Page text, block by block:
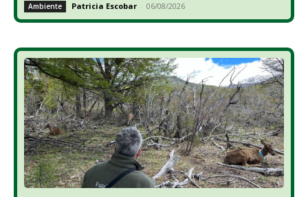
Ambiente Patricia Escobar - 06/08/2026